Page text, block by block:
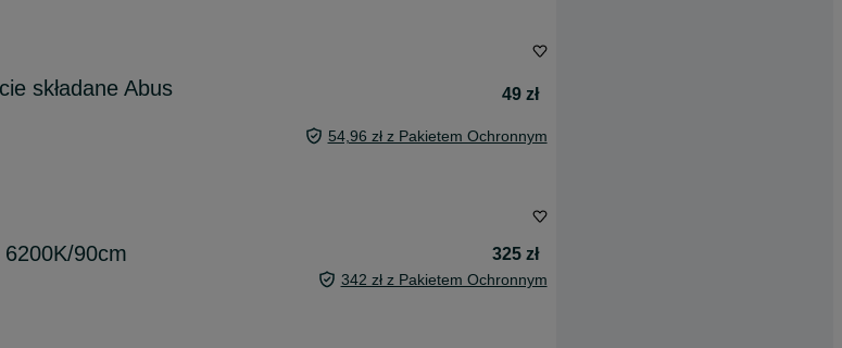
składane Abus
49 zł
54,96 zł z Pakietem Ochronnym
90cm
325 zł
342 zł z Pakietem Ochronnym